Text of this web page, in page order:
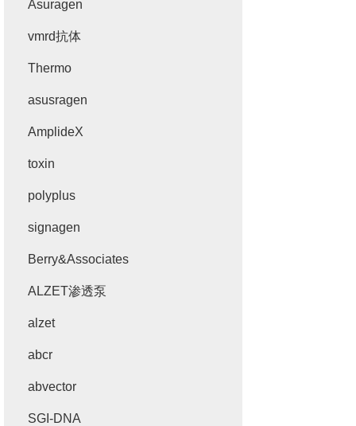
Asuragen
vmrd抗体
Thermo
asusragen
AmplideX
toxin
polyplus
signagen
Berry&Associates
ALZET渗透泵
alzet
abcr
abvector
SGI-DNA